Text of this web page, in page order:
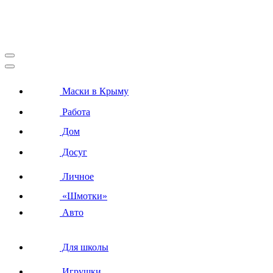
Маски в Крыму
Работа
Дом
Досуг
Личное
«Шмотки»
Авто
Для школы